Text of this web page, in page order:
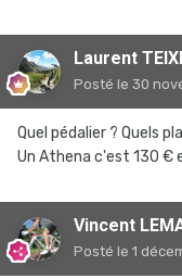
Laurent
Posté le 30
Quel pédalier ? Quels
Un Athena c'est 130 €
Vincent
Posté le 1